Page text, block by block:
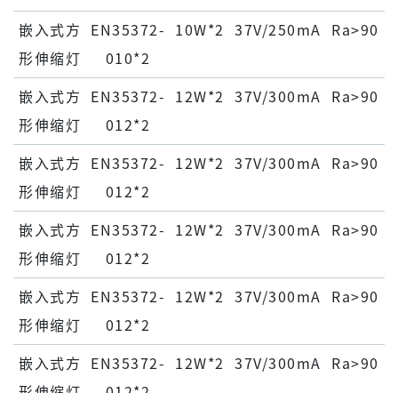
嵌⼊式⽅
形伸缩灯
EN35372-
010*2
10W*2 37V/250mA Ra>90
嵌⼊式⽅
形伸缩灯
EN35372-
012*2
12W*2 37V/300mA Ra>90
嵌⼊式⽅
形伸缩灯
EN35372-
012*2
12W*2 37V/300mA Ra>90
嵌⼊式⽅
形伸缩灯
EN35372-
012*2
12W*2 37V/300mA Ra>90
嵌⼊式⽅
形伸缩灯
EN35372-
012*2
12W*2 37V/300mA Ra>90
嵌⼊式⽅
EN35372-
12W*2 37V/300mA Ra>90